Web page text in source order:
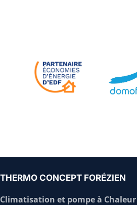
THERMO CONCEPT FORÉZIEN
Climatisation et pompe à Chaleur